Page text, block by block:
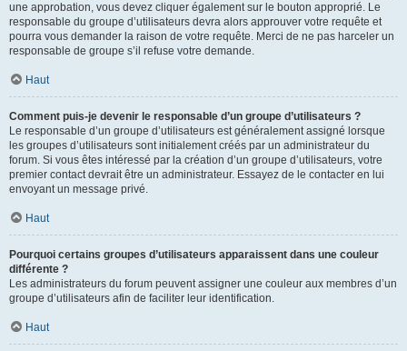
une approbation, vous devez cliquer également sur le bouton approprié. Le
responsable du groupe d’utilisateurs devra alors approuver votre requête et
pourra vous demander la raison de votre requête. Merci de ne pas harceler un
responsable de groupe s’il refuse votre demande.
Haut
Comment puis-je devenir le responsable d’un groupe d’utilisateurs ?
Le responsable d’un groupe d’utilisateurs est généralement assigné lorsque
les groupes d’utilisateurs sont initialement créés par un administrateur du
forum. Si vous êtes intéressé par la création d’un groupe d’utilisateurs, votre
premier contact devrait être un administrateur. Essayez de le contacter en lui
envoyant un message privé.
Haut
Pourquoi certains groupes d’utilisateurs apparaissent dans une couleur
différente ?
Les administrateurs du forum peuvent assigner une couleur aux membres d’un
groupe d’utilisateurs afin de faciliter leur identification.
Haut